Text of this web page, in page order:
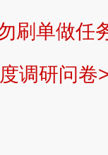
>> 提交品
刷单做任
调研问卷